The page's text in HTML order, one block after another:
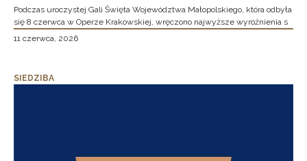
Podczas uroczystej Gali Święta Województwa Małopolskiego, która odbyła
się 8 czerwca w Operze Krakowskiej, wręczono najwyższe wyróżnienia s
11 czerwca, 2026
SIEDZIBA